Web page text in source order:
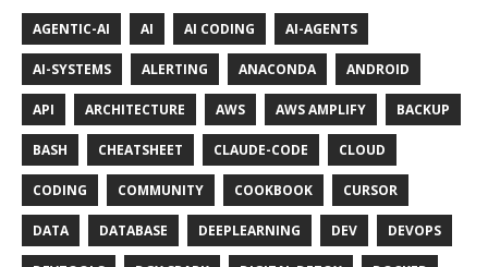
AGENTIC-AI AI AI CODING AI-AGENTS
AI-SYSTEMS ALERTING ANACONDA ANDROID
API ARCHITECTURE AWS AWS AMPLIFY BACKUP
BASH CHEATSHEET CLAUDE-CODE CLOUD
CODING COMMUNITY COOKBOOK CURSOR
DATA DATABASE DEEPLEARNING DEV DEVOPS